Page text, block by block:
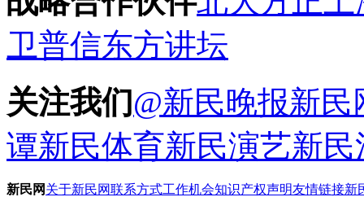
卫普信东方讲坛
关注我们@新民晚报新民
谭新民体育新民演艺新民
新民网关于新民网联系方式工作机会知识产权声明友情链接新